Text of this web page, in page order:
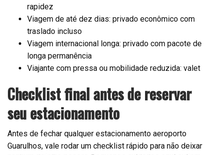
rapidez
Viagem de até dez dias: privado econômico com
traslado incluso
Viagem internacional longa: privado com pacote de
longa permanência
Viajante com pressa ou mobilidade reduzida: valet
Checklist final antes de reservar
seu estacionamento
Antes de fechar qualquer estacionamento aeroporto
Guarulhos, vale rodar um checklist rápido para não deixar